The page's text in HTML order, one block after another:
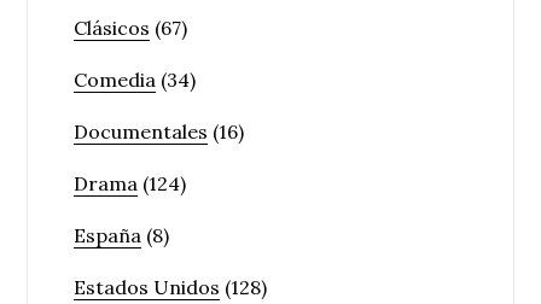
Clásicos (67)
Comedia (34)
Documentales (16)
Drama (124)
España (8)
Estados Unidos (128)